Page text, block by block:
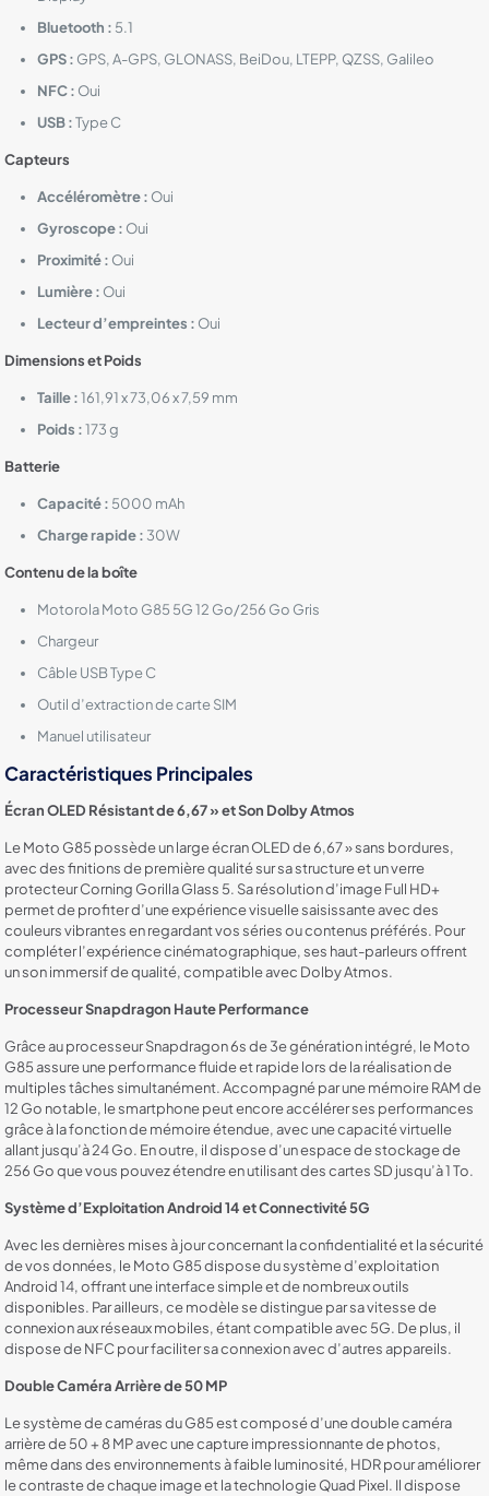
Bluetooth : 5.1
GPS : GPS, A-GPS, GLONASS, BeiDou, LTEPP, QZSS, Galileo
NFC : Oui
USB :Type C
Capteurs
Accéléromètre : Oui
Gyroscope : Oui
Proximité : Oui
Lumière : Oui
Lecteur d’empreintes : Oui
Dimensions et Poids
Taille :161,91 x 73,06 x 7,59 mm
Poids :173 g
Batterie
Capacité : 5000 mAh
Charge rapide : 30W
Contenu de la boîte
Motorola Moto G85 5G 12 Go/256 Go Gris
Chargeur
Câble USB Type C
Outil d’extraction de carte SIM
Manuel utilisateur
Caractéristiques Principales
Écran OLED Résistant de 6,67 » et Son Dolby Atmos
Le Moto G85 possède un large écran OLED de 6,67 » sans bordures,
avec des finitions de première qualité sur sa structure et un verre
protecteur Corning Gorilla Glass 5. Sa résolution d’image Full HD+
permet de profiter d’une expérience visuelle saisissante avec des
couleurs vibrantes en regardant vos séries ou contenus préférés. Pour
compléter l’expérience cinématographique, ses haut-parleurs offrent
un son immersif de qualité, compatible avec Dolby Atmos.
Processeur Snapdragon Haute Performance
Grâce au processeur Snapdragon 6s de 3e génération intégré, le Moto
G85 assure une performance fluide et rapide lors de la réalisation de
multiples tâches simultanément. Accompagné par une mémoire RAM de
12 Go notable, le smartphone peut encore accélérer ses performances
grâce à la fonction de mémoire étendue, avec une capacité virtuelle
allant jusqu’à 24 Go. En outre, il dispose d’un espace de stockage de
256 Go que vous pouvez étendre en utilisant des cartes SD jusqu’à 1 To.
Système d’Exploitation Android 14 et Connectivité 5G
Avec les dernières mises à jour concernant la confidentialité et la sécurité
de vos données, le Moto G85 dispose du système d’exploitation
Android 14, offrant une interface simple et de nombreux outils
disponibles. Par ailleurs, ce modèle se distingue par sa vitesse de
connexion aux réseaux mobiles, étant compatible avec 5G. De plus, il
dispose de NFC pour faciliter sa connexion avec d’autres appareils.
Double Caméra Arrière de 50 MP
Le système de caméras du G85 est composé d’une double caméra
arrière de 50 + 8 MP avec une capture impressionnante de photos,
même dans des environnements à faible luminosité, HDR pour améliorer
le contraste de chaque image et la technologie Quad Pixel. Il dispose